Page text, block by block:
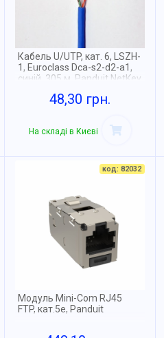
Кабель U/UTP, кат. 6, LSZH-
1, Euroclass Dca-s2-d2-a1,
синій, 305 м, Panduit NetKey
48,30 грн.
На складі в Києві
код: 82032
Модуль Mini-Com RJ45
FTP, кат.5е, Panduit